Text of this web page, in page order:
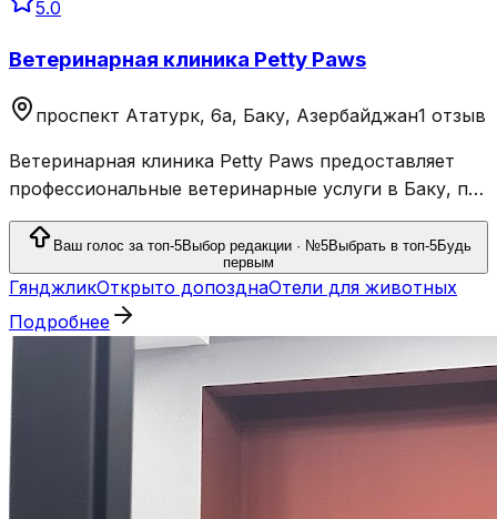
5.0
Ветеринарная клиника Petty Paws
проспект Ататурк, 6a, Баку, Азербайджан1 отзыв
Ветеринарная клиника Petty Paws предоставляет
профессиональные ветеринарные услуги в Баку, по
адресу 6a проспект Ататюрк.
Ваш голос за топ-5Выбор редакции · №5Выбрать в топ-5Будь
первым
ГянджликОткрыто допозднаОтели для животных
Подробнее